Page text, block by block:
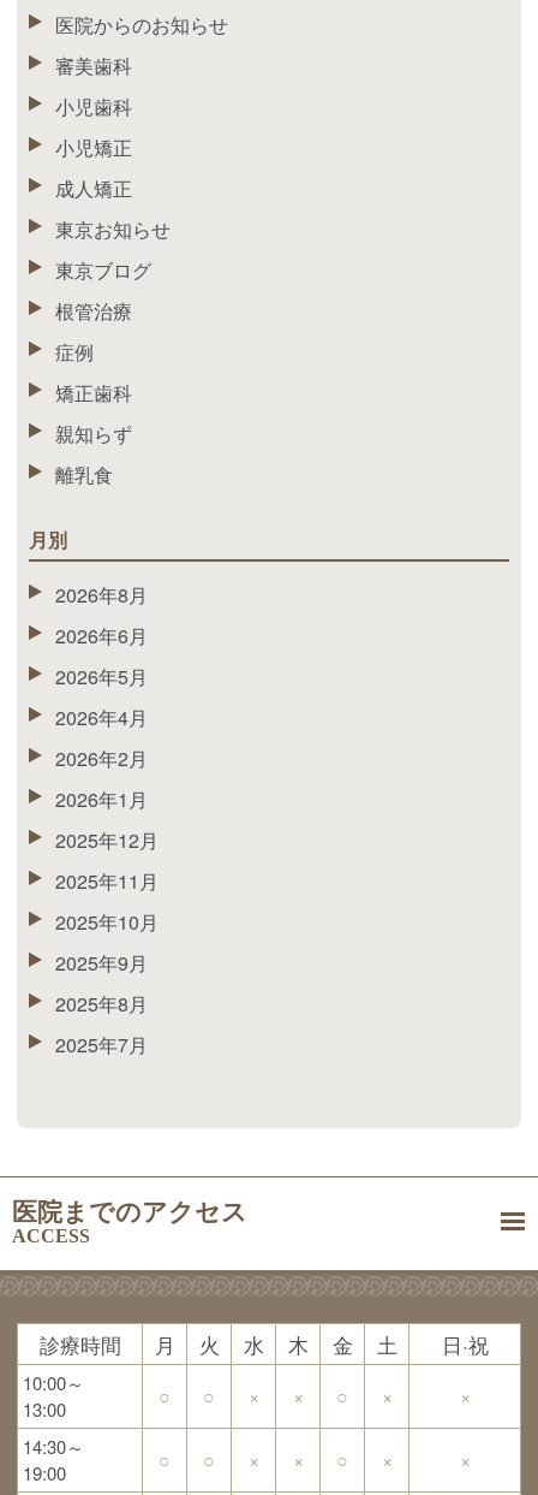
医院からのお知らせ
審美歯科
小児歯科
小児矯正
成人矯正
東京お知らせ
東京ブログ
根管治療
症例
矯正歯科
親知らず
離乳食
月別
2026年8月
2026年6月
2026年5月
2026年4月
2026年2月
2026年1月
2025年12月
2025年11月
2025年10月
2025年9月
2025年8月
2025年7月
医院までのアクセス
ACCESS
診療時間 月 火 水 木 金 土 日·祝
10:00～
13:00
○ ○ × × ○ × ×
14:30～
19:00
○ ○ × × ○ × ×